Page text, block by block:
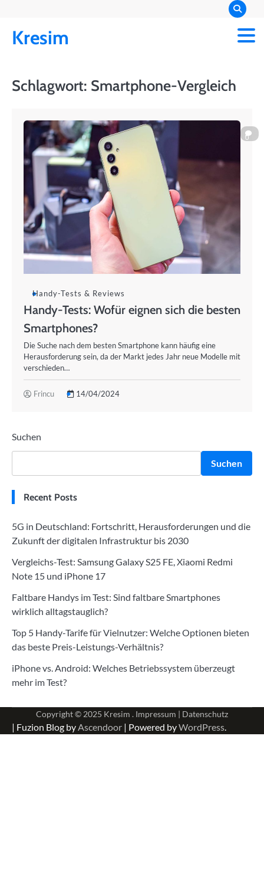
content
Kresim
Schlagwort: Smartphone-Vergleich
0
Handy-Tests & Reviews
Handy-Tests: Wofür eignen sich die besten
Smartphones?
Die Suche nach dem besten Smartphone kann häufig eine
Herausforderung sein, da der Markt jedes Jahr neue Modelle mit
verschieden…
Frincu 14/04/2024
Suchen
Suchen
Recent Posts
5G in Deutschland: Fortschritt, Herausforderungen und die
Zukunft der digitalen Infrastruktur bis 2030
Vergleichs-Test: Samsung Galaxy S25 FE, Xiaomi Redmi
Note 15 und iPhone 17
Faltbare Handys im Test: Sind faltbare Smartphones
wirklich alltagstauglich?
Top 5 Handy-Tarife für Vielnutzer: Welche Optionen bieten
das beste Preis-Leistungs-Verhältnis?
iPhone vs. Android: Welches Betriebssystem überzeugt
mehr im Test?
Copyright © 2025 Kresim . Impressum | Datenschutz
| Fuzion Blog byAscendoor | Powered byWordPress.